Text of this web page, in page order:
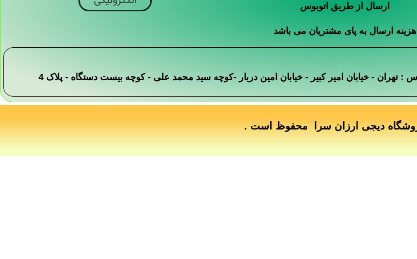
ارسال از طریق اتوبوس
هزینه ارسال به پای مشتریان می باشد
: تهران - خیابان امیر کبیر - خیابان امین دربار -کوچه سید محمد علی - کوچه بیست دستگاه - پلاک 4
دیجی ارزان سرا محفوظ است .